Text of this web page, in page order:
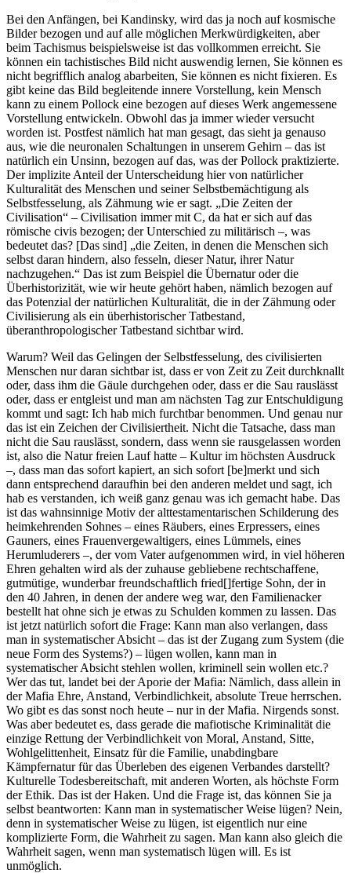
Bei den Anfängen, bei Kandinsky, wird das ja noch auf kosmische
Bilder bezogen und auf alle möglichen Merkwürdigkeiten, aber
beim Tachismus beispielsweise ist das vollkommen erreicht. Sie
können ein tachistisches Bild nicht auswendig lernen, Sie können es
nicht begrifflich analog abarbeiten, Sie können es nicht fixieren. Es
gibt keine das Bild begleitende innere Vorstellung, kein Mensch
kann zu einem Pollock eine bezogen auf dieses Werk angemessene
Vorstellung entwickeln. Obwohl das ja immer wieder versucht
worden ist. Postfest nämlich hat man gesagt, das sieht ja genauso
aus, wie die neuronalen Schaltungen in unserem Gehirn – das ist
natürlich ein Unsinn, bezogen auf das, was der Pollock praktizierte.
Der implizite Anteil der Unterscheidung hier von natürlicher
Kulturalität des Menschen und seiner Selbstbemächtigung als
Selbstfesselung, als Zähmung wie er sagt. „Die Zeiten der
Civilisation“ – Civilisation immer mit C, da hat er sich auf das
römische civis bezogen; der Unterschied zu militärisch –, was
bedeutet das? [Das sind] „die Zeiten, in denen die Menschen sich
selbst daran hindern, also fesseln, dieser Natur, ihrer Natur
nachzugehen.“ Das ist zum Beispiel die Übernatur oder die
Überhistorizität, wie wir heute gehört haben, nämlich bezogen auf
das Potenzial der natürlichen Kulturalität, die in der Zähmung oder
Civilisierung als ein überhistorischer Tatbestand,
überanthropologischer Tatbestand sichtbar wird.
Warum? Weil das Gelingen der Selbstfesselung, des civilisierten
Menschen nur daran sichtbar ist, dass er von Zeit zu Zeit durchknallt
oder, dass ihm die Gäule durchgehen oder, dass er die Sau rauslässt
oder, dass er entgleist und man am nächsten Tag zur Entschuldigung
kommt und sagt: Ich hab mich furchtbar benommen. Und genau nur
das ist ein Zeichen der Civilisiertheit. Nicht die Tatsache, dass man
nicht die Sau rauslässt, sondern, dass wenn sie rausgelassen worden
ist, also die Natur freien Lauf hatte – Kultur im höchsten Ausdruck
–, dass man das sofort kapiert, an sich sofort [be]merkt und sich
dann entsprechend daraufhin bei den anderen meldet und sagt, ich
hab es verstanden, ich weiß ganz genau was ich gemacht habe. Das
ist das wahnsinnige Motiv der alttestamentarischen Schilderung des
heimkehrenden Sohnes – eines Räubers, eines Erpressers, eines
Gauners, eines Frauenvergewaltigers, eines Lümmels, eines
Herumluderers –, der vom Vater aufgenommen wird, in viel höheren
Ehren gehalten wird als der zuhause gebliebene rechtschaffene,
gutmütige, wunderbar freundschaftlich fried[]fertige Sohn, der in
den 40 Jahren, in denen der andere weg war, den Familienacker
bestellt hat ohne sich je etwas zu Schulden kommen zu lassen. Das
ist jetzt natürlich sofort die Frage: Kann man also verlangen, dass
man in systematischer Absicht – das ist der Zugang zum System (die
neue Form des Systems?) – lügen wollen, kann man in
systematischer Absicht stehlen wollen, kriminell sein wollen etc.?
Wer das tut, landet bei der Aporie der Mafia: Nämlich, dass allein in
der Mafia Ehre, Anstand, Verbindlichkeit, absolute Treue herrschen.
Wo gibt es das sonst noch heute – nur in der Mafia. Nirgends sonst.
Was aber bedeutet es, dass gerade die mafiotische Kriminalität die
einzige Rettung der Verbindlichkeit von Moral, Anstand, Sitte,
Wohlgelittenheit, Einsatz für die Familie, unabdingbare
Kämpfernatur für das Überleben des eigenen Verbandes darstellt?
Kulturelle Todesbereitschaft, mit anderen Worten, als höchste Form
der Ethik. Das ist der Haken. Und die Frage ist, das können Sie ja
selbst beantworten: Kann man in systematischer Weise lügen? Nein,
denn in systematischer Weise zu lügen, ist eigentlich nur eine
komplizierte Form, die Wahrheit zu sagen. Man kann also gleich die
Wahrheit sagen, wenn man systematisch lügen will. Es ist
unmöglich.